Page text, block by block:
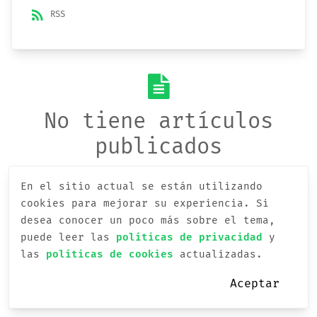
rss_feed RSS
No tiene artículos
publicados
En el sitio actual se están utilizando
cookies para mejorar su experiencia.
Si
desea conocer un poco más sobre el tema,
puede leer las políticas de privacidad
y
las políticas de cookies actualizadas.
Aceptar